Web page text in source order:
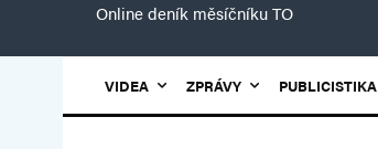
Online deník měsíčníku TO
VIDEA ZPRÁVY PUBLICISTIKA